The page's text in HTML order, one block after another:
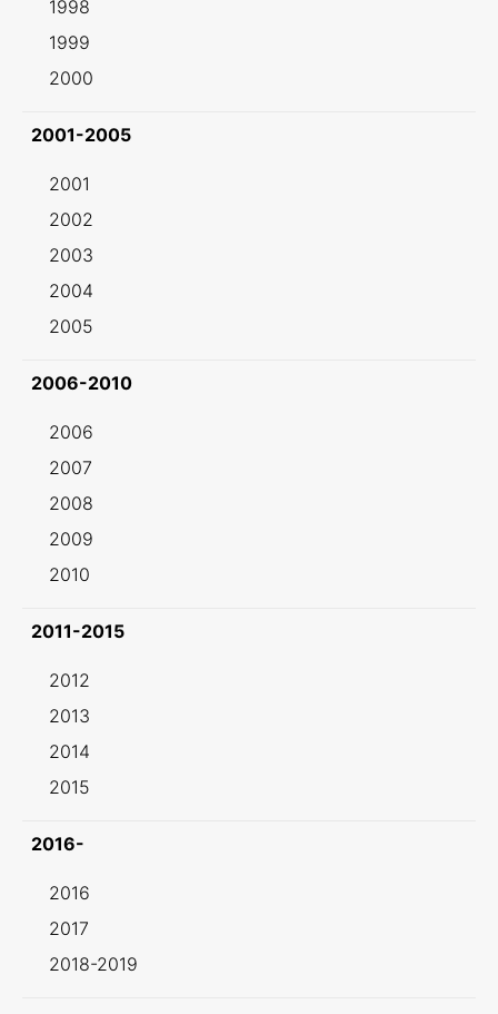
1998
1999
2000
2001-2005
2001
2002
2003
2004
2005
2006-2010
2006
2007
2008
2009
2010
2011-2015
2012
2013
2014
2015
2016-
2016
2017
2018-2019